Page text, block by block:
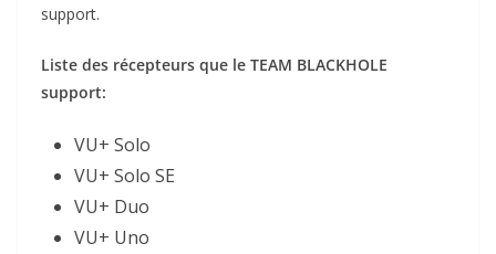
support.
Liste des récepteurs que le TEAM BLACKHOLE
support:
VU+ Solo
VU+ Solo SE
VU+ Duo
VU+ Uno